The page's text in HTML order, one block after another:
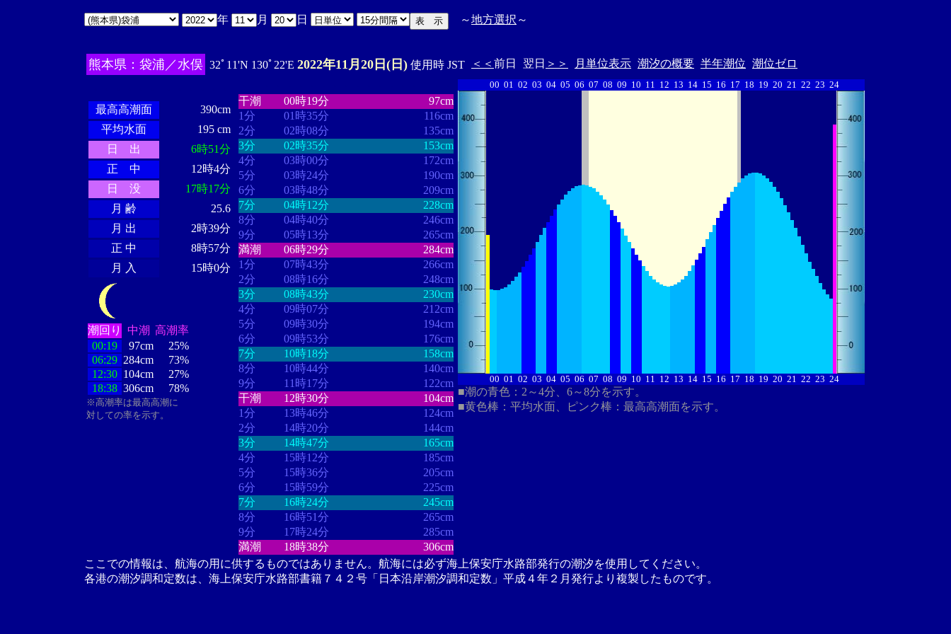
年 月 日 ～地方選択 ～
熊本県：袋浦／水俣 32ﾟ11'N 130ﾟ22'E 2022年11月20日(日) 使用時 JST ＜＜ 前日 翌日 ＞＞ 月単位表示 潮汐の概要 半年潮位 潮位ゼロ
最高高潮面
390cm
平均水面
195 cm
日 出
6時51分
正 中
12時4分
日 没
17時17分
月 齢
25.6
月 出
2時39分
正 中
8時57分
月 入
15時0分
潮回り 中潮 高潮率
00:19
97cm
25%
06:29 284cm
73%
12:30 104cm
27%
18:38 306cm 78%
※高潮率は最高高潮に
対しての率を示す。
干潮
00時19分
97cm
1分
01時35分
116cm
2分
02時08分
135cm
3分
02時35分
153cm
4分
03時00分
172cm
5分
03時24分
190cm
6分
03時48分
209cm
7分
04時12分
228cm
8分
04時40分
246cm
9分
05時13分
265cm
満潮
06時29分
284cm
1分
07時43分
266cm
2分
08時16分
248cm
3分
08時43分
230cm
4分
09時07分
212cm
5分
09時30分
194cm
6分
09時53分
176cm
7分
10時18分
158cm
8分
10時44分
140cm
9分
11時17分
122cm
干潮
12時30分
104cm
1分
13時46分
124cm
2分
14時20分
144cm
3分
14時47分
165cm
4分
15時12分
185cm
5分
15時36分
205cm
6分
15時59分
225cm
7分
16時24分
245cm
8分
16時51分
265cm
9分
17時24分
285cm
満潮
18時38分 306cm
00 01 02 03 04 05 06 07 08 09 10 11 12 13 14 15 16 17 18 19 20 21 22 23 24
00 01 02 03 04 05 06 07 08 09 10 11 12 13 14 15 16 17 18 19 20 21 22 23 24
■潮の青色：2～4分、6～8分を示す。
■黄色棒：平均水面、ピンク棒：最高高潮面を示す。
ここでの情報は、航海の用に供するものではありません。航海には必ず海上保安庁水路部発行の潮汐を使用してください。
各港の潮汐調和定数は、海上保安庁水路部書籍７４２号「日本沿岸潮汐調和定数」平成４年２月発行より複製したものです。